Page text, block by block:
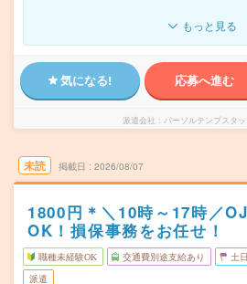
もっと見る
気になる! 応募へ進む
派遣会社 パーソルテンプスタ
未読 掲載日 2026/08/07
1800円＊＼10時～17時／
OK！損保事務をお任せ！
職種未経験OK 交通費別途支給あり 土
派遣